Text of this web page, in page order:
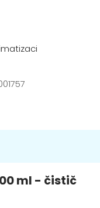
ml - čistič